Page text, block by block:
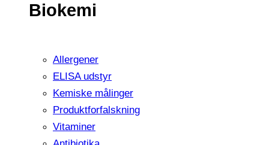
Biokemi
Allergener
ELISA udstyr
Kemiske målinger
Produktforfalskning
Vitaminer